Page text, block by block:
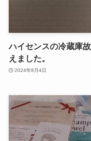
ハイセンスの冷蔵庫
えました。
2024年8月4日